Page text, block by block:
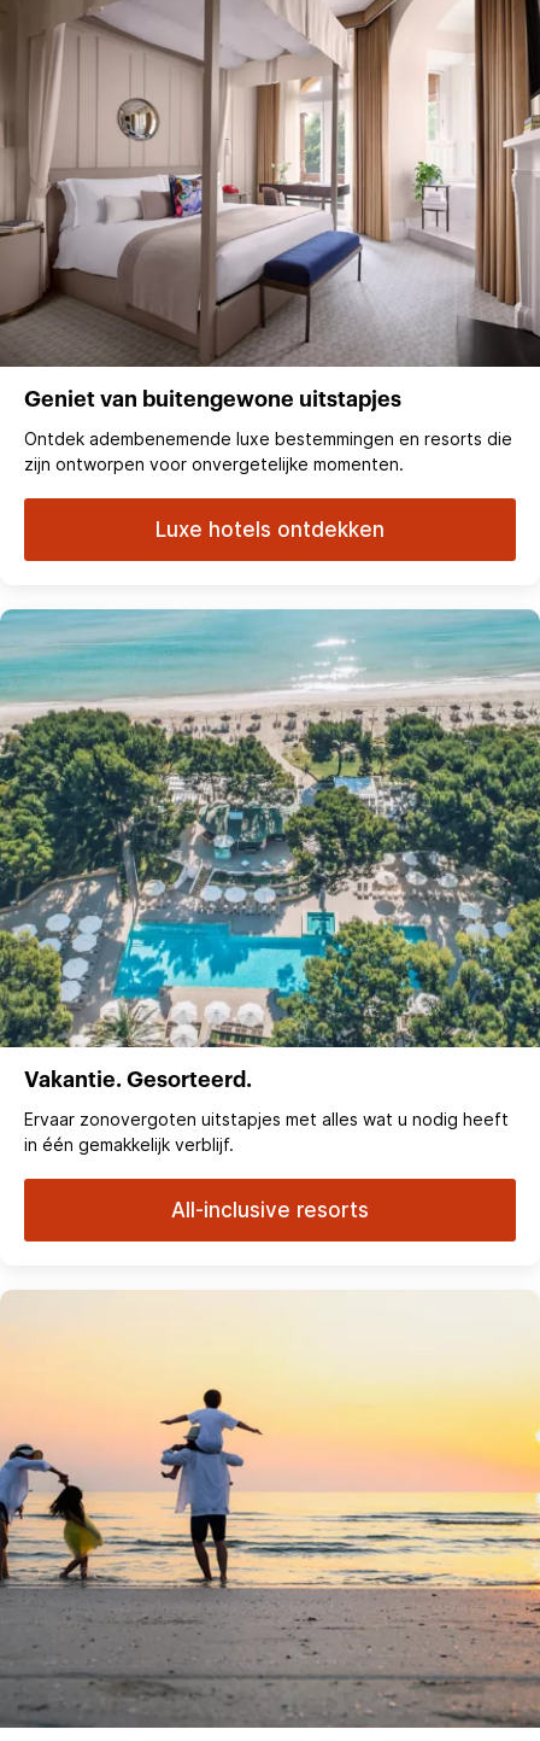
Geniet van buitengewone uitstapjes
Ontdek adembenemende luxe bestemmingen en resorts die
zijn ontworpen voor onvergetelijke momenten.
Luxe hotels ontdekken
Vakantie. Gesorteerd.
Ervaar zonovergoten uitstapjes met alles wat u nodig heeft
in één gemakkelijk verblijf.
All-inclusive resorts